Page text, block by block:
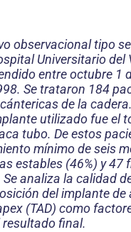
observacional tipo
Universitario del
entre octubre 1
Se trataron 184
de la
utilizado fue el
tubo. De estos
mínimo de seis
estables (46%) y 47
analiza la calidad
del implante de
(TAD) como
final.